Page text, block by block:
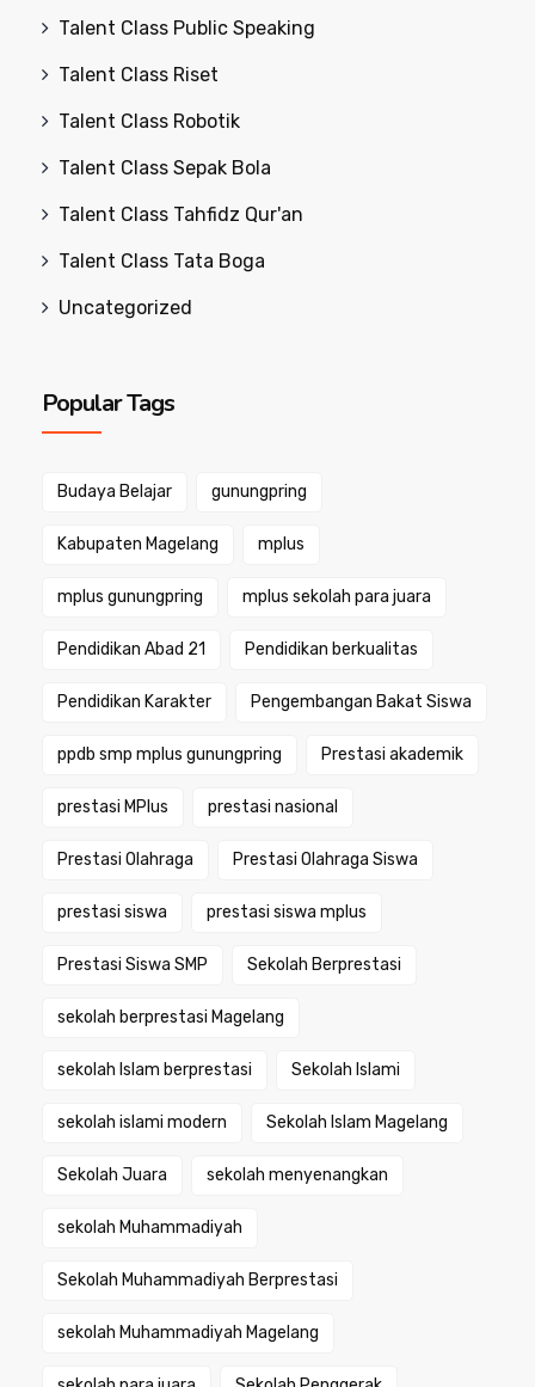
Talent Class Public Speaking
Talent Class Riset
Talent Class Robotik
Talent Class Sepak Bola
Talent Class Tahfidz Qur'an
Talent Class Tata Boga
Uncategorized
Popular Tags
Budaya Belajar gunungpring
Kabupaten Magelang mplus
mplus gunungpring mplus sekolah para juara
Pendidikan Abad 21 Pendidikan berkualitas
Pendidikan Karakter Pengembangan Bakat Siswa
ppdb smp mplus gunungpring Prestasi akademik
prestasi MPlus prestasi nasional
Prestasi Olahraga Prestasi Olahraga Siswa
prestasi siswa prestasi siswa mplus
Prestasi Siswa SMP Sekolah Berprestasi
sekolah berprestasi Magelang
sekolah Islam berprestasi Sekolah Islami
sekolah islami modern Sekolah Islam Magelang
Sekolah Juara sekolah menyenangkan
sekolah Muhammadiyah
Sekolah Muhammadiyah Berprestasi
sekolah Muhammadiyah Magelang